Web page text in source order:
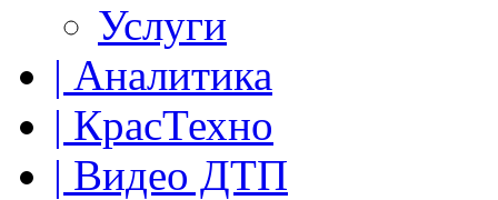
Услуги
| Аналитика
| КрасТехно
| Видео ДТП